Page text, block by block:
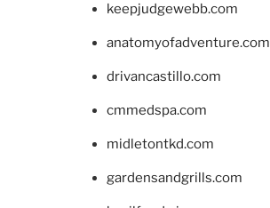
keepjudgewebb.com
anatomyofadventure.com
drivancastillo.com
cmmedspa.com
midletontkd.com
gardensandgrills.com